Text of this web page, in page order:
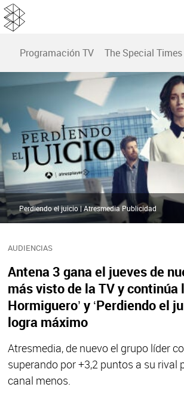
Programación TV The Special Times
AUDIENCIAS
Antena 3 gana el jueves de
más visto de la TV y continúa
Hormiguero’ y ‘Perdiendo el
logra máximo
Atresmedia, de nuevo el grupo líder
superando por +3,2 puntos a su rival
canal menos.
Perdiendo el juicio | Atresmedia Publicidad